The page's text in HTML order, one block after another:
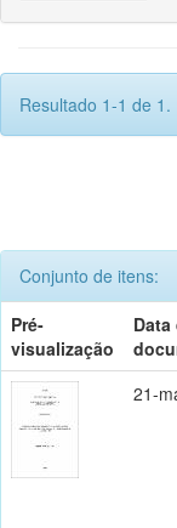
Resultado 1-1 de 1.
Conjunto de itens:
Pré-
visualização
Data
21-